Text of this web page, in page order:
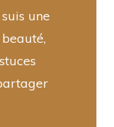
une